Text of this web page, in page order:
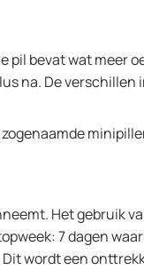
pil bevat wat meer
na. De verschillen
Het gebruik
7 dagen
wordt een